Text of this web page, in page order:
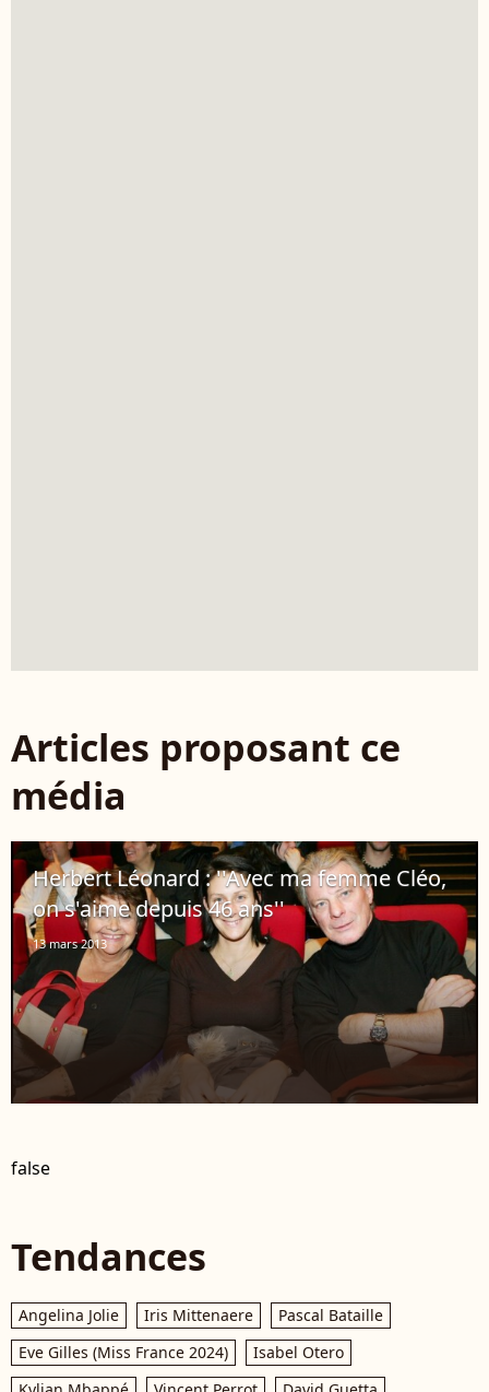
Articles proposant ce
média
Herbert Léonard : ''Avec ma femme Cléo,
on s'aime depuis 46 ans''
13 mars 2013
false
Tendances
Angelina Jolie Iris Mittenaere
Pascal Bataille
Eve Gilles (Miss France 2024)
Isabel Otero